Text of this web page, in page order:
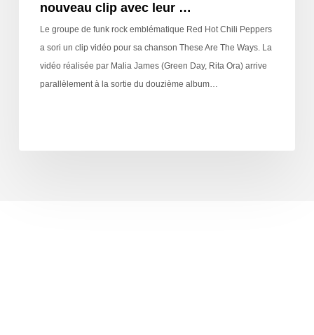
nouveau clip avec leur …
Le groupe de funk rock emblématique Red Hot Chili Peppers
a sori un clip vidéo pour sa chanson These Are The Ways. La
vidéo réalisée par Malia James (Green Day, Rita Ora) arrive
parallèlement à la sortie du douzième album…